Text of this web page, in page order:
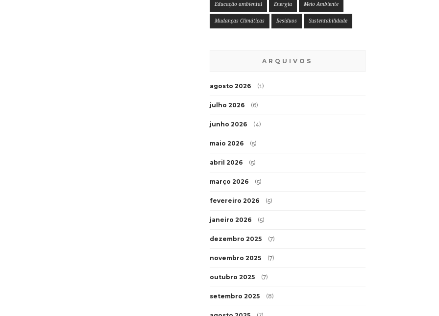
Educação ambiental Energia Meio Ambiente
Mudanças Climáticas Resíduos Sustentabilidade
ARQUIVOS
agosto 2026 (1)
julho 2026 (6)
junho 2026 (4)
maio 2026 (5)
abril 2026 (5)
março 2026 (5)
fevereiro 2026 (5)
janeiro 2026 (5)
dezembro 2025 (7)
novembro 2025 (7)
outubro 2025 (7)
setembro 2025 (8)